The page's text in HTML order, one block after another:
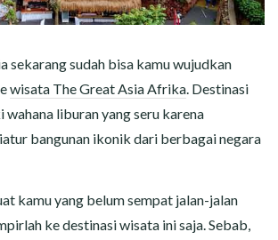
sekarang sudah bisa kamu wujudkan
wisata The Great Asia Afrika. Destinasi
liburan yang seru karena
bangunan ikonik dari berbagai negara
kamu yang belum sempat jalan-jalan
ke destinasi wisata ini saja. Sebab,